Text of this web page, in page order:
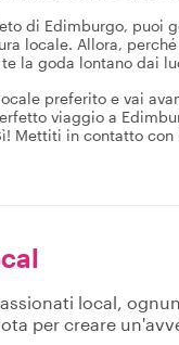
di Edimburgo, puoi
locale. Allora,
la goda lontano dai
preferito e vai
viaggio a
Mettiti in contatto
local,
per creare